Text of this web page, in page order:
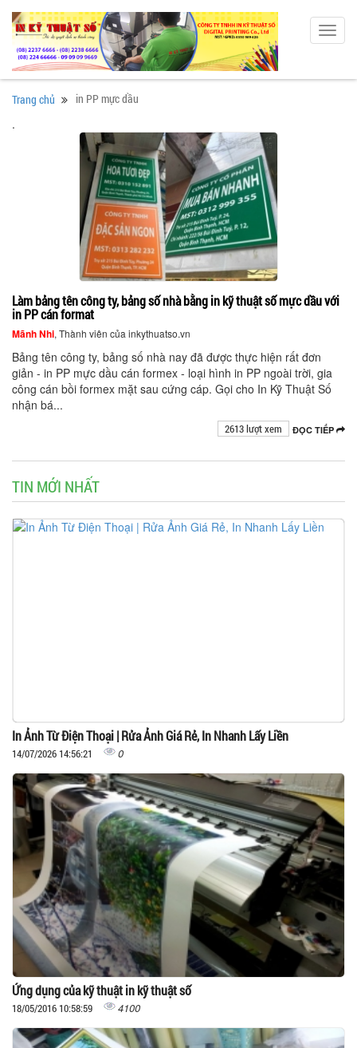
Trang chủ in PP mực dầu
.
Làm bảng tên công ty, bảng số nhà bằng in kỹ thuật số mực dầu với
in PP cán format
Mãnh Nhi, Thành viên của inkythuatso.vn
Bảng tên công ty, bảng số nhà nay đã được thực hiện rất đơn
giản - in PP mực dầu cán formex - loại hình in PP ngoài trời, gia
công cán bồi formex mặt sau cứng cáp. Gọi cho In Kỹ Thuật Số
nhận bá...
ĐỌC TIẾP
2613 lượt xem
TIN MỚI NHẤT
In Ảnh Từ Điện Thoại | Rửa Ảnh Giá Rẻ, In Nhanh Lấy Liền
14/07/2026 14:56:21 0
Ứng dụng của kỹ thuật in kỹ thuật số
18/05/2016 10:58:59 4100